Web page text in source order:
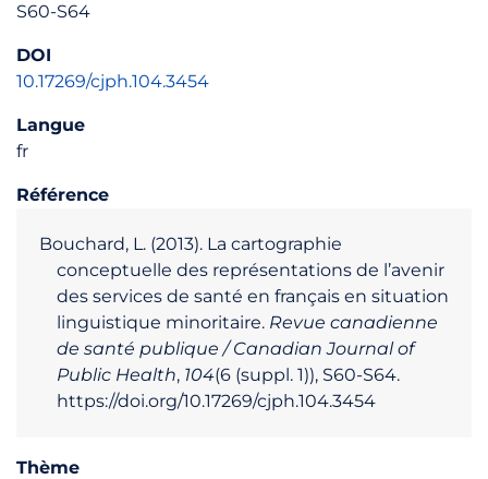
S60-S64
DOI
10.17269/cjph.104.3454
Langue
fr
Référence
Bouchard, L. (2013). La cartographie
conceptuelle des représentations de l’avenir
des services de santé en français en situation
linguistique minoritaire. Revue canadienne
de santé publique / Canadian Journal of
Public Health, 104(6 (suppl. 1)), S60‑S64.
https://doi.org/10.17269/cjph.104.3454
Thème